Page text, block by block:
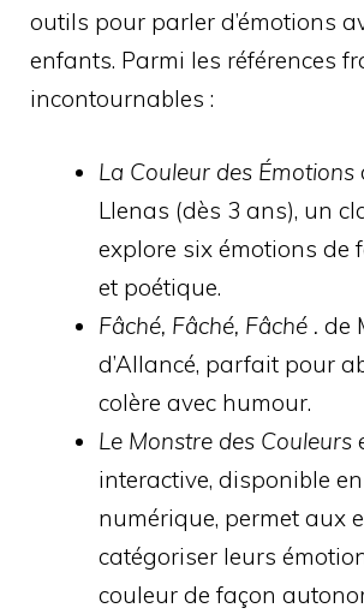
outils pour parler d’émotions
enfants. Parmi les références
incontournables :
La Couleur des Émotions
Llenas (dès 3 ans), un
explore six émotions de
et poétique.
Fâché, Fâché, Fâché . de
d’Allancé, parfait pour
colère avec humour.
Le Monstre des Couleurs
interactive, disponible
numérique, permet aux
catégoriser leurs
couleur de façon